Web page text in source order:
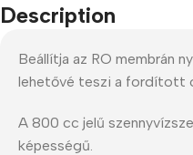
Description
Beállítja az RO membrán
lehetővé teszi a fordított
A 800 cc jelű
képességű.